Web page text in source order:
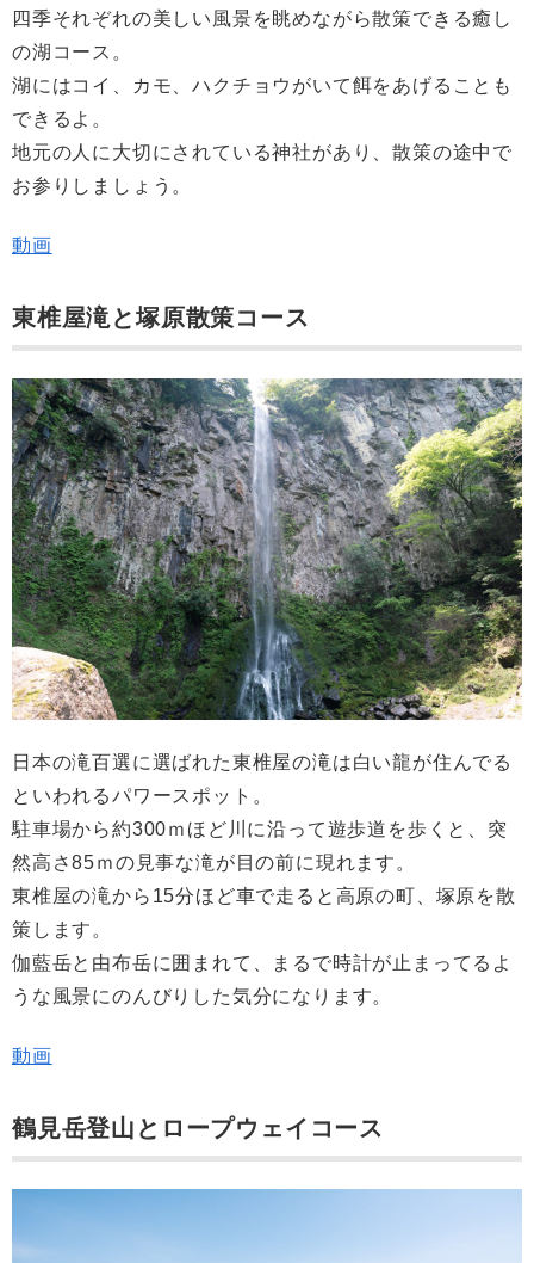
四季それぞれの美しい風景を眺めながら散策できる癒し
の湖コース。
湖にはコイ、カモ、ハクチョウがいて餌をあげることも
できるよ。
地元の人に大切にされている神社があり、散策の途中で
お参りしましょう。
動画
東椎屋滝と塚原散策コース
日本の滝百選に選ばれた東椎屋の滝は白い龍が住んでる
といわれるパワースポット。
駐車場から約300ｍほど川に沿って遊歩道を歩くと、突
然高さ85ｍの見事な滝が目の前に現れます。
東椎屋の滝から15分ほど車で走ると高原の町、塚原を散
策します。
伽藍岳と由布岳に囲まれて、まるで時計が止まってるよ
うな風景にのんびりした気分になります。
動画
鶴見岳登山とロープウェイコース